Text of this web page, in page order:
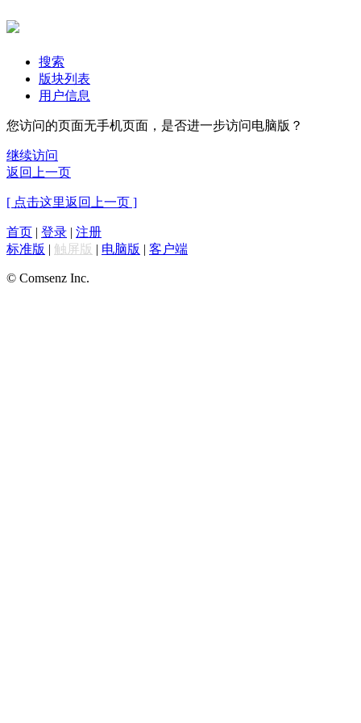
搜索
版块列表
用户信息
您访问的页面无手机页面，是否进一步访问电脑版？
继续访问
返回上一页
[ 点击这里返回上一页 ]
首页 | 登录 | 注册
标准版 | 触屏版 | 电脑版 | 客户端
© Comsenz Inc.